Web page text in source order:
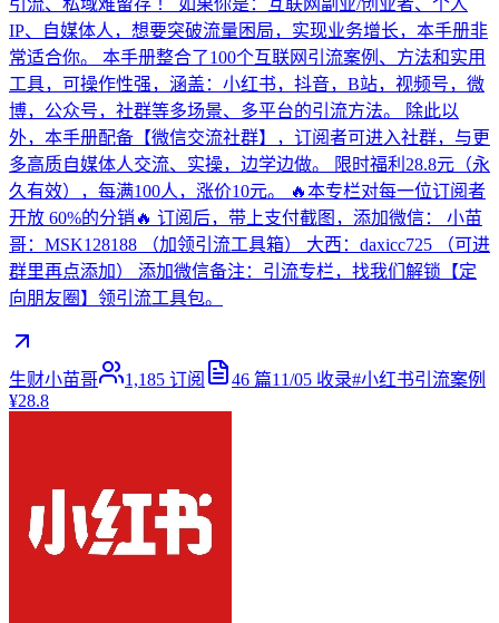
IP、自媒体人，想要突破流量困局，实现业务增长，本手册非
常适合你。 本手册整合了100个互联网引流案例、方法和实用
工具，可操作性强，涵盖：小红书，抖音，B站，视频号，微
博，公众号，社群等多场景、多平台的引流方法。 除此以
外，本手册配备【微信交流社群】，订阅者可进入社群，与更
多高质自媒体人交流、实操，边学边做。 限时福利28.8元（永
久有效），每满100人，涨价10元。 🔥本专栏对每一位订阅者
开放 60%的分销🔥 订阅后，带上支付截图，添加微信： 小苗
哥：MSK128188 （加领引流工具箱） 大西：daxicc725 （可进
群里再点添加） 添加微信备注：引流专栏，找我们解锁【定
向朋友圈】领引流工具包。
生财小苗哥 1,185 订阅 46 篇11/05 收录#小红书引流案例
¥28.8